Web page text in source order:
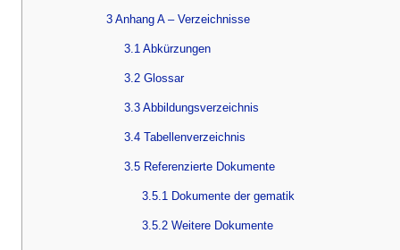
3 Anhang A – Verzeichnisse
3.1 Abkürzungen
3.2 Glossar
3.3 Abbildungsverzeichnis
3.4 Tabellenverzeichnis
3.5 Referenzierte Dokumente
3.5.1 Dokumente der gematik
3.5.2 Weitere Dokumente